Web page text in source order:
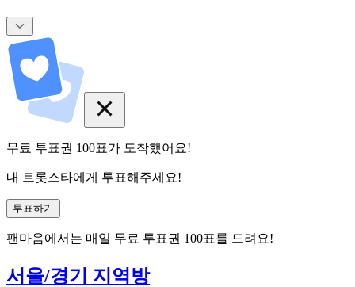
무료 투표권 100표가 도착했어요!
내 트롯스타에게 투표해주세요!
투표하기
팬마음에서는 매일 무료 투표권 100표를 드려요!
서울/경기 지역방